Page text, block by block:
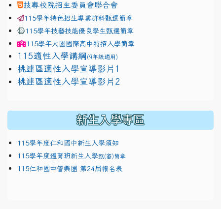
技專校院招生委員會聯合會
115學年特色招生專業群科甄選簡章
115學年技藝技能優良學生甄選簡章
115學年大園國際高中特招入學簡章
115適性入學講綱 (9年級適用)
link to https://docs.google.com/presentation/d/
桃連區適性入學宣導影片1
link to https://docs.google.com/presentation/d/
桃連區適性入學宣導影片2
新生入學專區
115學年度仁和國中新生入學須知
115學年度體育班新生入學甄(審)簡章
115仁和國中管樂團 第24屆報名表